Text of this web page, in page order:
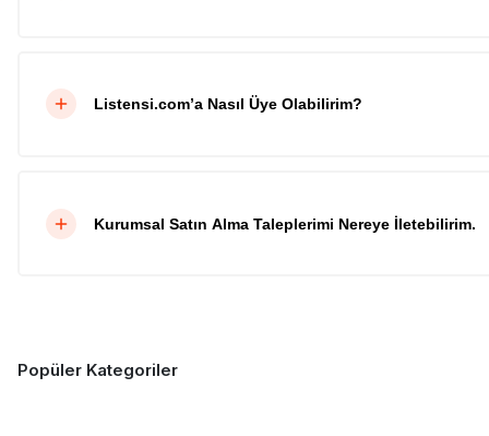
Listensi.com’a Nasıl Üye Olabilirim?
Kurumsal Satın Alma Taleplerimi Nereye İletebilirim.
Popüler Kategoriler